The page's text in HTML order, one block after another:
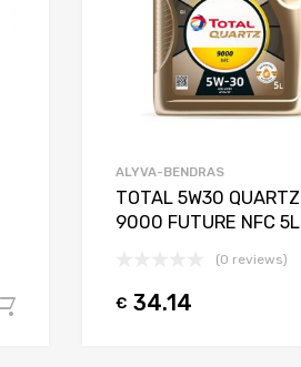
Į krepšelį
ALYVA-BENDRAS
TOTAL 5W30 QUARTZ
9000 FUTURE NFC 5L
(0 reviews)
€ 34.14